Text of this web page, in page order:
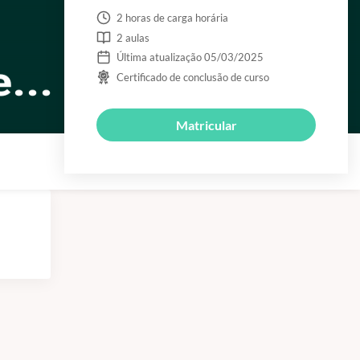
2 horas de carga horária
2 aulas
Última atualização 05/03/2025
Certificado de conclusão de curso
Matricular